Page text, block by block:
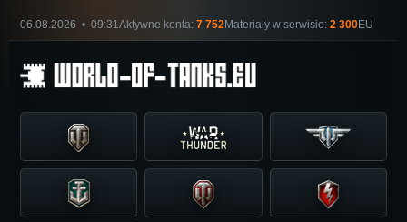
06.08.2026 • 09:31Aktywne konta: 7 752Materiały w serwisie: 2 300EU